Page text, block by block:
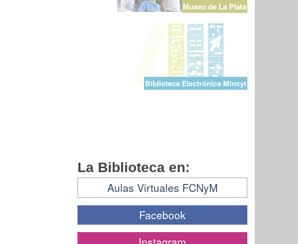
Museo de La Plata
Biblioteca Electrónica Mincyt
La Biblioteca en:
Aulas Virtuales FCNyM
Facebook